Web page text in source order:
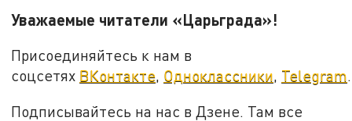
Уважаемые читатели «Царьграда»!
Присоединяйтесь к нам в
соцсетях ВКонтакте, Одноклассники, Telegram.
Подписывайтесь на нас в Дзене. Там все